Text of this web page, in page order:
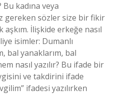
kadına veya
gereken sözler size bir fikir
aşkım. İlişkide erkeğe nasıl
isimler: Dumanlı
bal yanaklarım, bal
nasıl yazılır? Bu ifade bir
ve takdirini ifade
ifadesi yazılırken